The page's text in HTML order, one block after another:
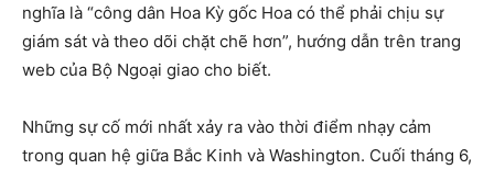
nghĩa là “công dân Hoa Kỳ gốc Hoa có thể phải chịu sự
giám sát và theo dõi chặt chẽ hơn”, hướng dẫn trên trang
web của Bộ Ngoại giao cho biết.
Những sự cố mới nhất xảy ra vào thời điểm nhạy cảm
trong quan hệ giữa Bắc Kinh và Washington. Cuối tháng 6,